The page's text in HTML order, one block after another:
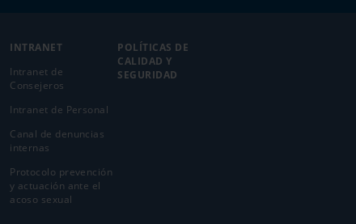
INTRANET
Intranet de
Consejeros
Intranet de Personal
Canal de denuncias
internas
Protocolo prevención
y actuación ante el
acoso sexual
POLÍTICAS DE
CALIDAD Y
SEGURIDAD